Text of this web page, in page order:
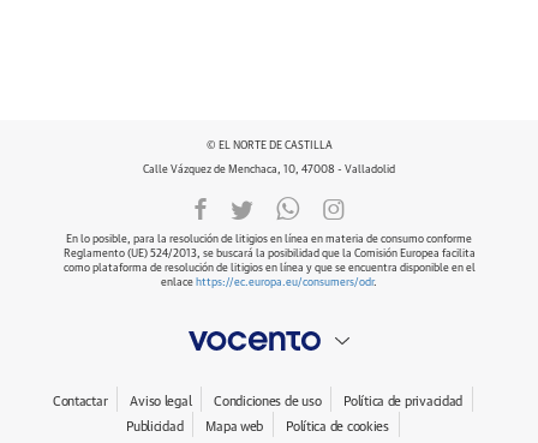
© EL NORTE DE CASTILLA
Calle Vázquez de Menchaca, 10, 47008 - Valladolid
En lo posible, para la resolución de litigios en línea en materia de consumo conforme
Reglamento (UE) 524/2013, se buscará la posibilidad que la Comisión Europea facilita
como plataforma de resolución de litigios en línea y que se encuentra disponible en el
enlace https://ec.europa.eu/consumers/odr.
Contactar Aviso legal Condiciones de uso
Política de privacidad
Publicidad
Mapa web Política de cookies